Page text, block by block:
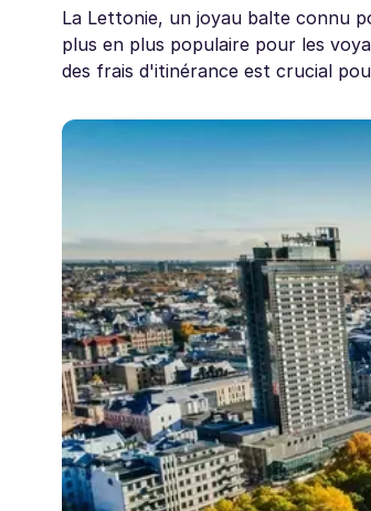
La Lettonie, un joyau balte connu
plus en plus populaire pour les
des frais d'itinérance est crucial